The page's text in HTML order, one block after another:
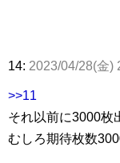
14: 2023/04/28(金)
>>11
それ以前に3000枚
むしろ期待枚数